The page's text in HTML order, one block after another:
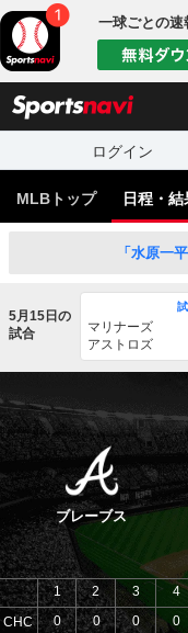
一球ごとの速
ログイン
MLBトップ 日程・結
「水原一
5月15日の
試合
マリナーズ
アストロズ
ブレーブス
CHC
1 2 3 4
0
0 0 0